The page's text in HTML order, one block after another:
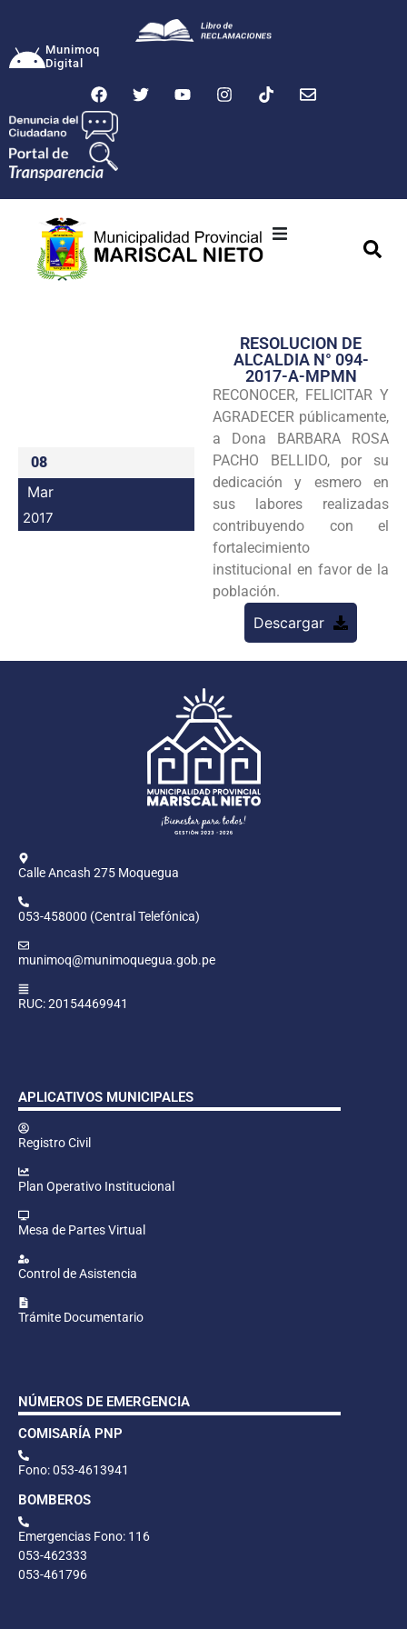
Munimoq
Digital
Transparencia
Seguridad
Programas
Intranet
08
Mar
2017
RESOLUCION DE
ALCALDIA N° 094-
2017-A-MPMN
RECONOCER, FELICITAR Y
AGRADECER públicamente,
a Dona BARBARA ROSA
PACHO BELLIDO, por su
dedicación y esmero en
sus labores realizadas
contribuyendo con el
fortalecimiento
institucional en favor de la
población.
Descargar
Calle Ancash 275 Moquegua
053-458000 (Central Telefónica)
munimoq@munimoquegua.gob.pe
RUC: 20154469941
APLICATIVOS MUNICIPALES
Registro Civil
Plan Operativo Institucional
Mesa de Partes Virtual
Control de Asistencia
Trámite Documentario
NÚMEROS DE EMERGENCIA
COMISARÍA PNP
Fono: 053-4613941
BOMBEROS
Emergencias Fono: 116
053-462333
053-461796